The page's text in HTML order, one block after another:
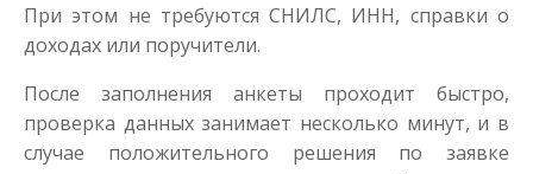
Получить
При этом не требуются СНИЛС, ИНН, справки о
доходах или поручители.
После заполнения анкеты проходит быстро,
проверка данных занимает несколько минут, и в
случае положительного решения по заявке